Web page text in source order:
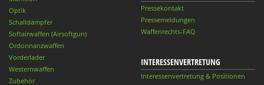
Optik
Schalldämpfer
Softairwaffen (Airsoftgun)
Ordonnanzwaffen
Vorderlader
Westernwaffen
Zubehör
Pressekontakt
Pressemeldungen
Waffenrechts-FAQ
INTERESSENVERTRETUNG
Interessenvertretung & Positionen